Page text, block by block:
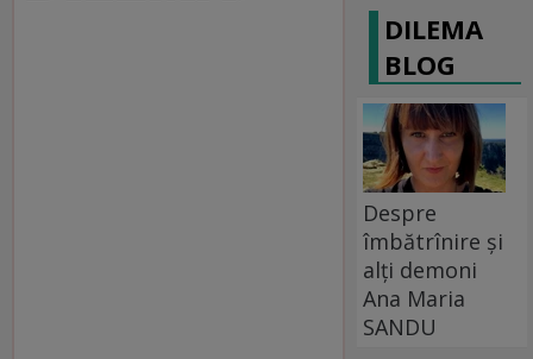
DILEMA
BLOG
Despre
îmbătrînire și
alți demoni
Ana Maria
SANDU